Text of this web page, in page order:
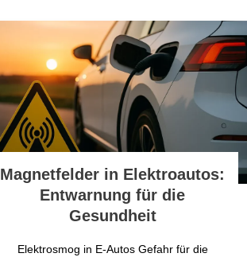
Magnetfelder in Elektroautos:
Entwarnung für die
Gesundheit
Elektrosmog in E-Autos Gefahr für die